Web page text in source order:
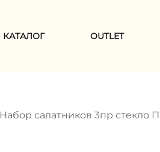
КАТАЛОГ ОUTLET
Набор салатников 3пр стекло